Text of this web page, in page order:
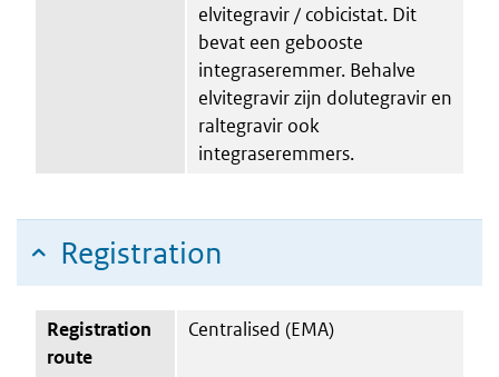
elvitegravir / cobicistat. Dit
bevat een gebooste
integraseremmer. Behalve
elvitegravir zijn dolutegravir en
raltegravir ook
integraseremmers.
Registration
Registration
route
Centralised (EMA)